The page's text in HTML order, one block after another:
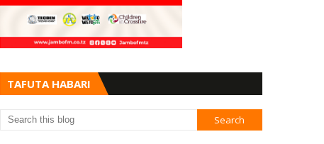
TAFUTA HABARI